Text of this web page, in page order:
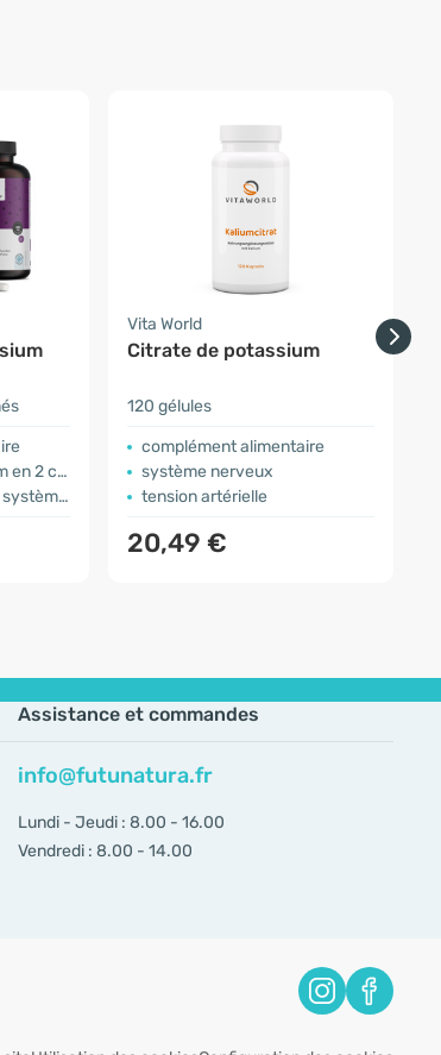
nerveux
Vita World
Citrate de potassium
120 gélules
complément alimentaire
système nerveux
tension artérielle
20,49 €
Assistance et commandes
info@futunatura.fr
Lundi - Jeudi : 8.00 - 16.00
Vendredi : 8.00 - 14.00